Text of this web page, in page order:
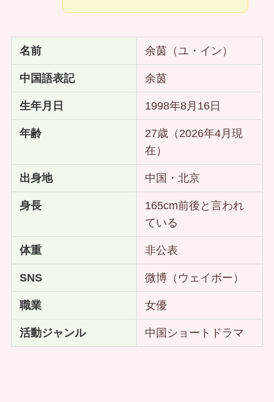
名前 余茵（ユ・イン）
中国語表記 余茵
生年月日 1998年8月16日
年齢
27歳（2026年4月現
在）
出身地 中国・北京
身長
165cm前後と言われ
ている
体重 非公表
SNS 微博（ウェイボー）
職業 女優
活動ジャンル 中国ショートドラマ